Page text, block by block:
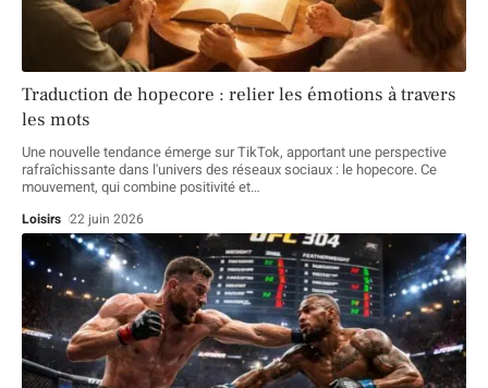
Traduction de hopecore : relier les émotions à travers
les mots
Une nouvelle tendance émerge sur TikTok, apportant une perspective
rafraîchissante dans l'univers des réseaux sociaux : le hopecore. Ce
mouvement, qui combine positivité et…
Loisirs 22 juin 2026